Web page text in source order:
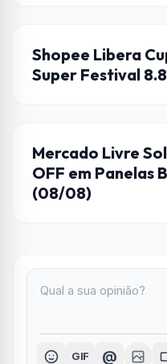
CUPONS DE DESCONTO
Shopee Libera
Super Festival
CUPONS DE DESCONTO
Mercado Livre
OFF em Panelas
(08/08)
GIF @